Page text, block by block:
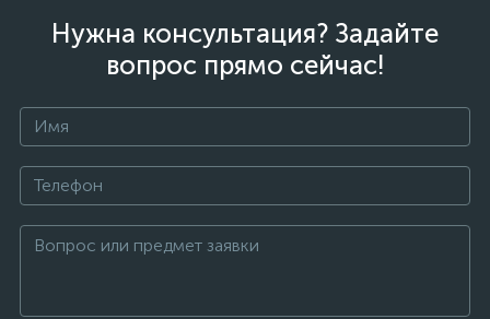
Нужна консультация? Задайте
вопрос прямо сейчас!